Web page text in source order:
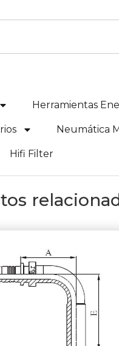
Herramientas
Neumática
Hifi Filter